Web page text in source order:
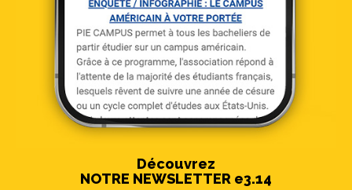
Découvrez
NOTRE NEWSLETTER e3.14